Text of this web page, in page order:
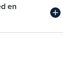
en